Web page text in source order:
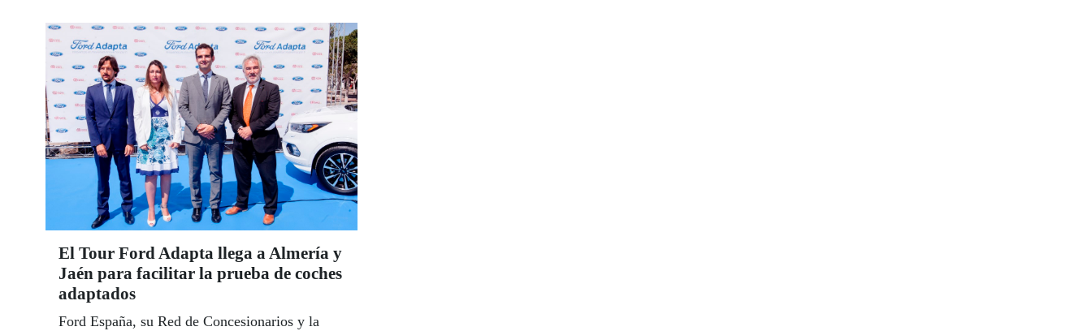
El Tour Ford Adapta llega a Almería y
Jaén para facilitar la prueba de coches
adaptados
Ford España, su Red de Concesionarios y la